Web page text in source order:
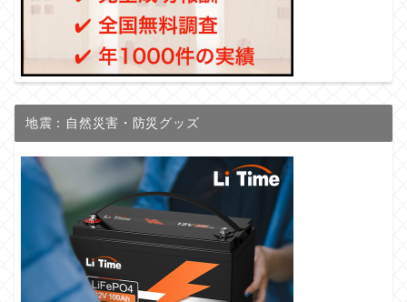
地震：自然災害・防災グッズ